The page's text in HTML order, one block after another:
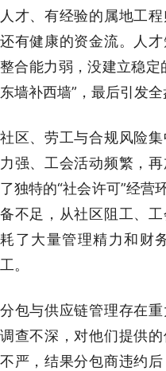
人才、有经验的属地工
还有健康的资金流。人
整合能力弱，没建立稳定
东墙补西墙”，最后引发全
社区、劳工与合规风险
力强、工会活动频繁，
了独特的“社会许可”经营
备不足，从社区阻工、
耗了大量管理精力和财
工。
分包与供应链管理存在
调查不深，对他们提供
不严，结果分包商违约